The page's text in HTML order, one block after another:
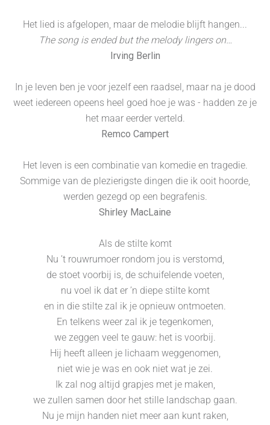
Het lied is afgelopen, maar de melodie blijft hangen...
The song is ended but the melody lingers on…
Irving Berlin
In je leven ben je voor jezelf een raadsel, maar na je dood
weet iedereen opeens heel goed hoe je was - hadden ze je
het maar eerder verteld.
Remco Campert
Het leven is een combinatie van komedie en tragedie.
Sommige van de plezierigste dingen die ik ooit hoorde,
werden gezegd op een begrafenis.
Shirley MacLaine
Als de stilte komt
Nu ’t rouwrumoer rondom jou is verstomd,
de stoet voorbij is, de schuifelende voeten,
nu voel ik dat er ’n diepe stilte komt
en in die stilte zal ik je opnieuw ontmoeten.
En telkens weer zal ik je tegenkomen,
we zeggen veel te gauw: het is voorbij.
Hij heeft alleen je lichaam weggenomen,
niet wie je was en ook niet wat je zei.
Ik zal nog altijd grapjes met je maken,
we zullen samen door het stille landschap gaan.
Nu je mijn handen niet meer aan kunt raken,